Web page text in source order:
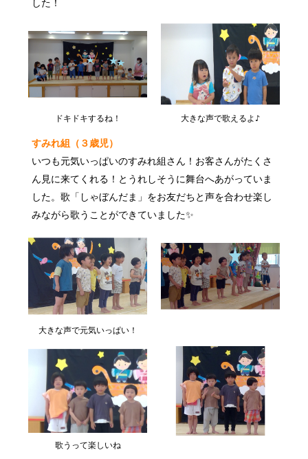
した！
ドキドキするね！ 大きな声で歌えるよ♪
すみれ組（３歳児）
いつも元気いっぱいのすみれ組さん！お客さんがたくさ
ん見に来てくれる！とうれしそうに舞台へあがっていま
した。歌「しゃぼんだま」をお友だちと声を合わせ楽し
みながら歌うことができていました✨
大きな声で元気いっぱい！
歌うって楽しいね